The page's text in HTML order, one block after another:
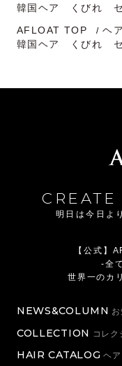
韓国ヘア くびれ
AFLOAT TOP
ヘ
韓国ヘア くびれ
明日は今日よ
【公式】
-全
世界一のカ
NEWS&COLUMN
COLLECTION コレク
HAIR CATALOG ヘ